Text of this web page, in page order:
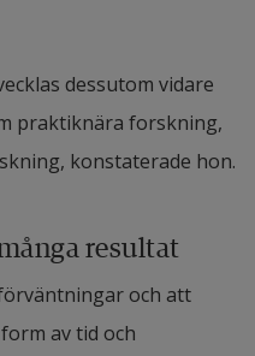
dessutom vidare
praktiknära forskning,
konstaterade hon.
resultat
och att
av tid och